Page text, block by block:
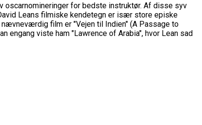
for bedste instruktør. Af disse syv
Leans filmiske kendetegn er især store episke
nævneværdig film er "Vejen til Indien" (A Passage to
engang viste ham "Lawrence of Arabia", hvor Lean sad